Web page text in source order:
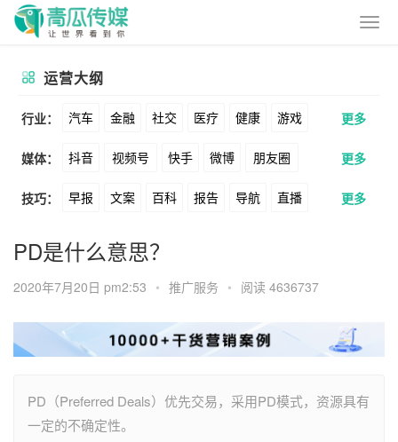
运营大纲
行业： 汽车 金融 社交 医疗 健康 游戏
动漫 美妆 美食 家装 教育 婚纱
酒旅 母婴 宠物 文娱 跨境 科技
广告 元宇宙
更多
媒体： 抖音 视频号 快手 微博 朋友圈
公众号 B站 小红书 头条 知乎
Soul 360 百度
美图 最右 神马 谷歌 Facebook
Tiktok YouTube Yahoo Bing
更多
技巧： 早报 文案 百科 报告 导航 直播
卖货 脚本 话术
涨粉 广告 推广 方案 策划 案例
数据 拉新 活动 用户 海外
更多
PD是什么意思？
2020年7月20日 pm2:53 • 推广服务 • 阅读 4636737
PD（Preferred Deals）优先交易，采用PD模式，资源具有
一定的不确定性。